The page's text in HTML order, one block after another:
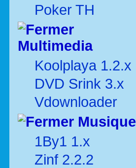
Poker TH
Multimedia
Koolplaya 1.2.x
DVD Srink 3.x
Vdownloader
Musique
1By1 1.x
Zinf 2.2.2